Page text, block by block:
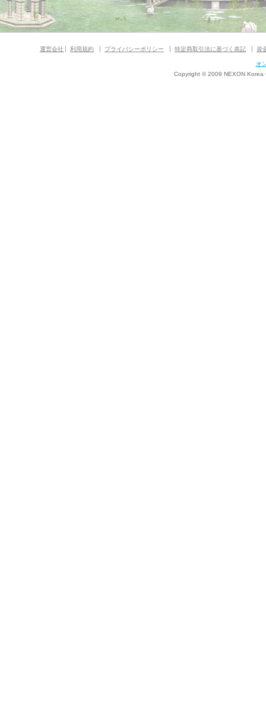
運営会社 利用規約 プライバシーポリシー 特定商取引法に基づく表記 資
オ
Copyright © 2009 NEXON Korea